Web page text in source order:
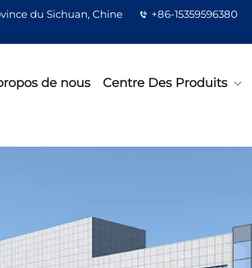
du Sichuan, Chine
+86-15359596380
de nous Centre Des Produits